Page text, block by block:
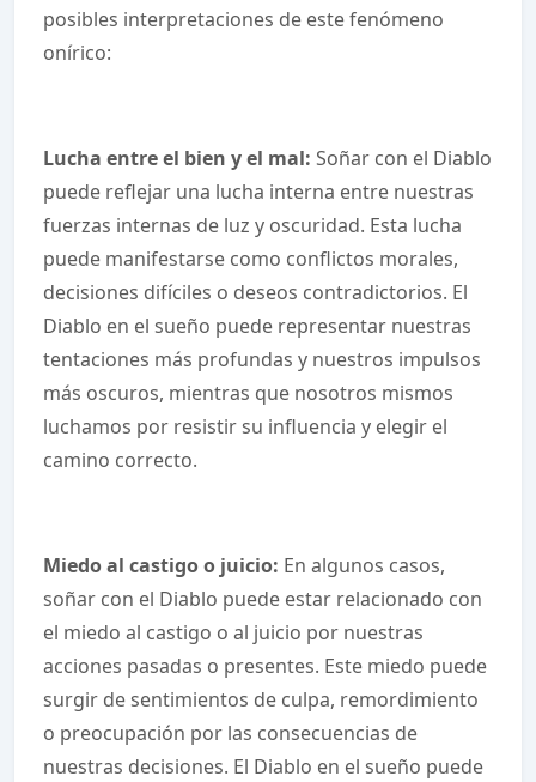
posibles interpretaciones de este fenómeno
onírico:
Lucha entre el bien y el mal: Soñar con el Diablo
puede reflejar una lucha interna entre nuestras
fuerzas internas de luz y oscuridad. Esta lucha
puede manifestarse como conflictos morales,
decisiones difíciles o deseos contradictorios. El
Diablo en el sueño puede representar nuestras
tentaciones más profundas y nuestros impulsos
más oscuros, mientras que nosotros mismos
luchamos por resistir su influencia y elegir el
camino correcto.
Miedo al castigo o juicio: En algunos casos,
soñar con el Diablo puede estar relacionado con
el miedo al castigo o al juicio por nuestras
acciones pasadas o presentes. Este miedo puede
surgir de sentimientos de culpa, remordimiento
o preocupación por las consecuencias de
nuestras decisiones. El Diablo en el sueño puede